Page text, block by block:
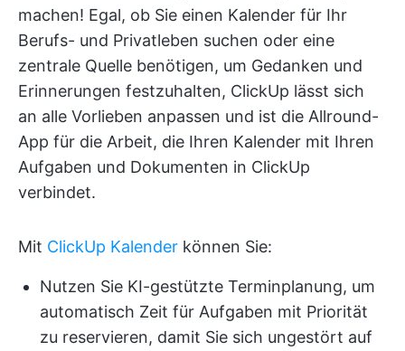
machen! Egal, ob Sie einen Kalender für Ihr
Berufs- und Privatleben suchen oder eine
zentrale Quelle benötigen, um Gedanken und
Erinnerungen festzuhalten, ClickUp lässt sich
an alle Vorlieben anpassen und ist die Allround-
App für die Arbeit, die Ihren Kalender mit Ihren
Aufgaben und Dokumenten in ClickUp
verbindet.
Mit ClickUp Kalender können Sie:
Nutzen Sie KI-gestützte Terminplanung, um
automatisch Zeit für Aufgaben mit Priorität
zu reservieren, damit Sie sich ungestört auf